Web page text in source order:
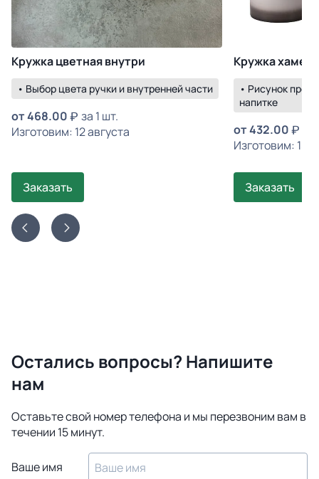
Кружка цветная внутри
• Выбор цвета ручки и внутренней части
от468.00
за 1 шт.
Изготовим: 12 августа
Заказать
Кружка
• Рисунок
напитке
от432.00
Изготовим: 15
Заказать
Остались вопросы? Напишите
нам
Оставьте свой номер телефона и мы перезвоним вам в
течении 15 минут.
Ваше имя